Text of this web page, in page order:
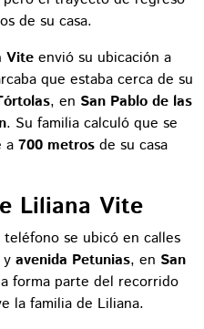
de su casa.
Vite envió su ubicación a
que estaba cerca de su
, en San Pablo de las
. Su familia calculó que se
a 700 metros de su casa
Liliana Vite
se ubicó en calles
y avenida Petunias, en San
forma parte del recorrido
la familia de Liliana.